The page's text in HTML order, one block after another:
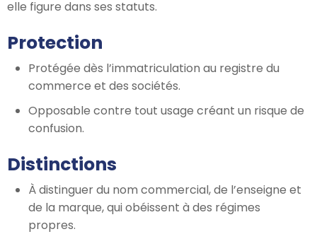
elle figure dans ses statuts.
Protection
Protégée dès l’immatriculation au registre du
commerce et des sociétés.
Opposable contre tout usage créant un risque de
confusion.
Distinctions
À distinguer du nom commercial, de l’enseigne et
de la marque, qui obéissent à des régimes
propres.